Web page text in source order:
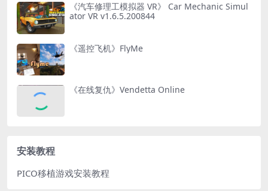
《汽车修理工模拟器 VR》 Car Mechanic Simul
ator VR v1.6.5.200844
《遥控飞机》FlyMe
《在线复仇》Vendetta Online
安装教程
PICO移植游戏安装教程